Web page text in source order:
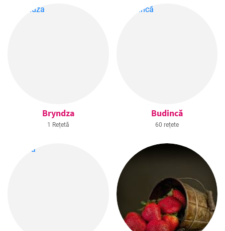
Bryndza
1 Rețetă
Budincă
60 rețete